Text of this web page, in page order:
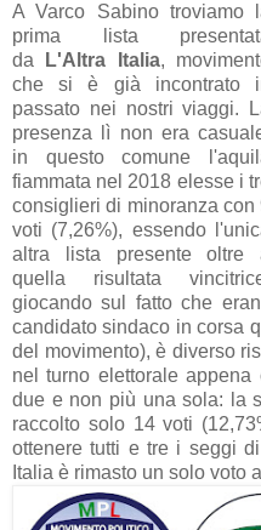
A Varco Sabino troviamo
prima lista
da
L'Altra Italia,
che si è già incontrato
passato nei nostri viaggi.
presenza lì non era
in questo comune
fiammata nel 2018 elesse i
consiglieri di minoranza con
voti (7,26%), essendo
altra lista presente oltre
quella risultata
giocando sul fatto che
candidato sindaco in corsa
del movimento), è diverso
nel turno elettorale
due e non più una sola: la
raccolto solo 14 voti
ottenere tutti e tre i seggi
Italia è rimasto un solo voto